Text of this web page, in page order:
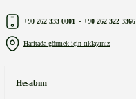
+90 262 333 0001 - +90 262 322 3366
Haritada görmek için tıklayınız
Hesabım